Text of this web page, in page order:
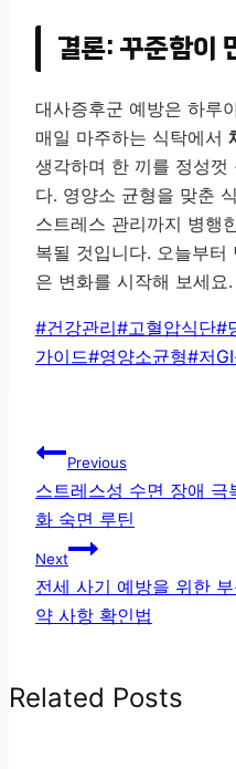
결론: 꾸준함이
대사증후군 예방은 하루
매일 마주하는 식탁에서
생각하며 한 끼를 정성껏
다. 영양소 균형을 맞춘
스트레스 관리까지 병행
복될 것입니다. 오늘부
은 변화를 시작해 보세요.
Post
Tags:
#건강관리#고혈압식단#
가이드#영양소균형#저
글
탐
색
Previous
스트레스성 수면 장애
화 숙면 루틴
Next
전세 사기 예방을 위한
약 사항 확인법
Related Posts